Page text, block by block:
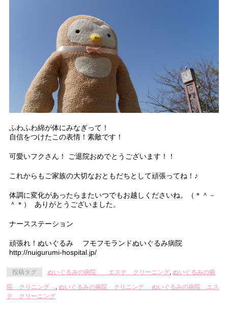
ふわふわ綿が体にみなぎって！
自信をつけたこの表情！素敵です！
可愛いフクさん！ ご退院おめでとうございます！！
これからもご家族の大切なおともだちとして頑張ってね！♪
体調に変化があったらまたいつでもお越しくださいね。（＊＾－
＾＊） ありがとうございました。
ナースステーション
頑張れ！ぬいぐるみ フモフモランドぬいぐるみ病院
http://nuigurumi-hospital.jp/
投稿タグ ぬいぐるみの病院 エステ クリーニング,ぬいぐるみの病
院 クリニング ,ぬいぐるみの病院 クリニング ぬいぐるみの病院 エス
テ クリーニング